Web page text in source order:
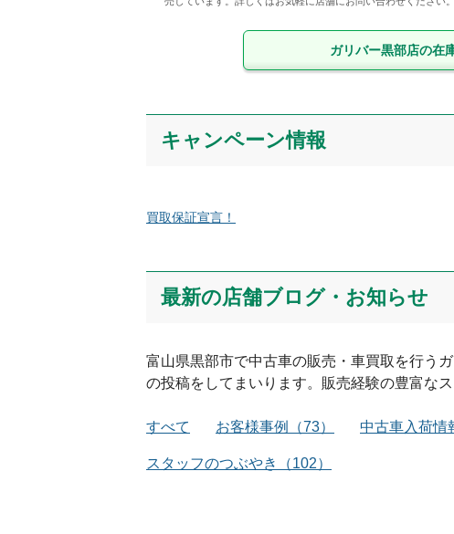
ガリバー黒部店の在
キャンペーン情報
買取保証宣言！
最新の店舗ブログ・お知らせ
富山県黒部市で中古車の販売・車買取を行う
の投稿をしてまいります。販売経験の豊富な
すべて お客様事例 （73） 中古車入荷情
スタッフのつぶやき （102）